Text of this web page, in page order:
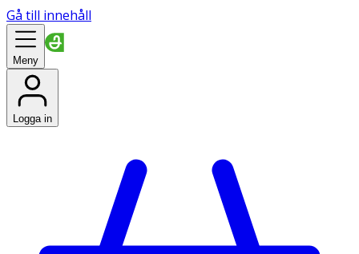
Gå till innehåll
Meny
Logga in